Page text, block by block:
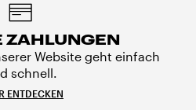
ZAHLUNGEN
Website geht einfach
schnell.
ENTDECKEN